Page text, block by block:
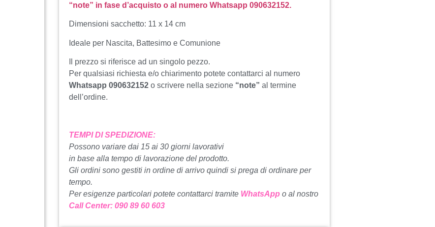
“note” in fase d’acquisto o al numero Whatsapp 090632152.
Dimensioni sacchetto: 11 x 14 cm
Ideale per Nascita, Battesimo e Comunione
Il prezzo si riferisce ad un singolo pezzo.
Per qualsiasi richiesta e/o chiarimento potete contattarci al numero
Whatsapp 090632152 o scrivere nella sezione “note” al termine
dell’ordine.
TEMPI DI SPEDIZIONE:
Possono variare dai 15 ai 30 giorni lavorativi
in base alla tempo di lavorazione del prodotto.
Gli ordini sono gestiti in ordine di arrivo quindi si prega di ordinare per
tempo.
Per esigenze particolari potete contattarci tramite WhatsApp o al nostro
Call Center: 090 89 60 603